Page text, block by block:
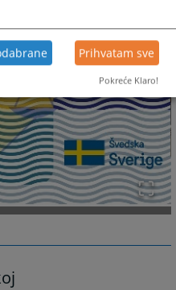
Prihvatam sve
Pokreće Klaro!